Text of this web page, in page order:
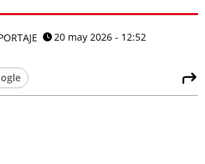
20 may 2026 - 12:52